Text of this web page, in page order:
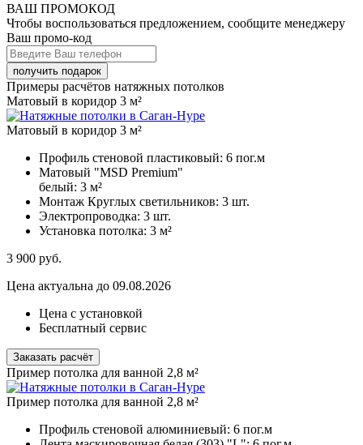
ВАШ ПРОМОКОД
Чтобы воспользоваться предложением, сообщите менеджеру
Ваш промо-код
Примеры расчётов натяжных потолков
Матовый в коридор 3 м²
Матовый в коридор 3 м²
Профиль стеновой пластиковый: 6 пог.м
Матовый "MSD Premium"
белый: 3 м²
Монтаж Круглых светильников: 3 шт.
Электропроводка: 3 шт.
Установка потолка: 3 м²
3 900 руб.
Цена актуальна до 09.08.2026
Цена с установкой
Бесплатный сервис
Заказать расчёт
Пример потолка для ванной 2,8 м²
Пример потолка для ванной 2,8 м²
Профиль стеновой алюминиевый: 6 пог.м